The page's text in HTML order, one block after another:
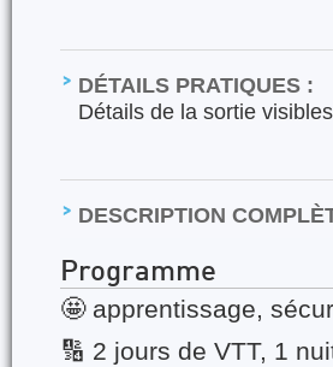
DÉTAILS PRATIQUES :
Détails de la sortie
DESCRIPTION
Programme
🤩 apprentissage,
🔢 2 jours de VTT, 1